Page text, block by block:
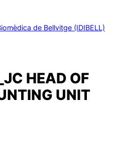
de Bellvitge (IDIBELL)
HEAD OF
UNIT